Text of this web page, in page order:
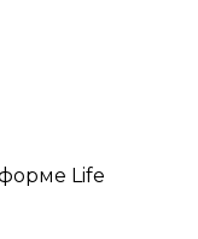
Life